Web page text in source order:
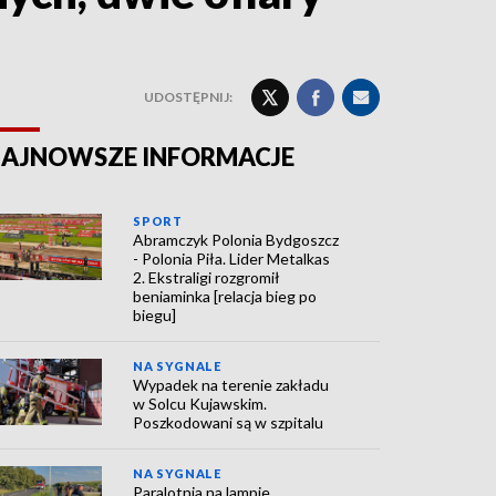
UDOSTĘPNIJ:
INFORMACJE
SPORT
Abramczyk Polonia Bydgoszcz
- Polonia Piła. Lider Metalkas
2. Ekstraligi rozgromił
beniaminka [relacja bieg po
biegu]
NA SYGNALE
Wypadek na terenie zakładu
w Solcu Kujawskim.
Poszkodowani są w szpitalu
NA SYGNALE
Paralotnia na lampie.